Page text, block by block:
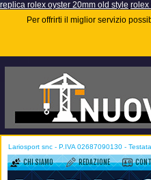
replica rolex oyster 20mm old style rolex
Per offrirti il miglior servizio
Lariosport snc - P.IVA 02687090130 -
CHI SIAMO REDAZIONE